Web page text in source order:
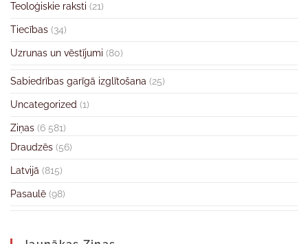
Teoloģiskie raksti (21)
Tiecības (34)
Uzrunas un vēstījumi (80)
Sabiedrības garīgā izglītošana (25)
Uncategorized (1)
Ziņas (6 581)
Draudzēs (56)
Latvijā (815)
Pasaulē (98)